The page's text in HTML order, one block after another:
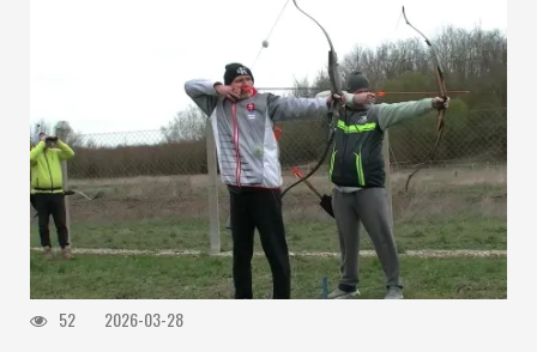
52 2026-03-28